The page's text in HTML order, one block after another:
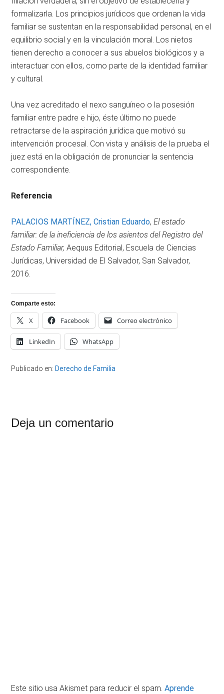
formalizarla. Los principios jurídicos que ordenan la vida
familiar se sustentan en la responsabilidad personal, en el
equilibrio social y en la vinculación moral. Los nietos
tienen derecho a conocer a sus abuelos biológicos y a
interactuar con ellos, como parte de la identidad familiar
y cultural.
Una vez acreditado el nexo sanguíneo o la posesión
familiar entre padre e hijo, éste último no puede
retractarse de la aspiración jurídica que motivó su
intervención procesal. Con vista y análisis de la prueba el
juez está en la obligación de pronunciar la sentencia
correspondiente.
Referencia
PALACIOS MARTÍNEZ, Cristian Eduardo,El estado
familiar: de la ineficiencia de los asientos del Registro del
Estado Familiar,Aequus Editorial, Escuela de Ciencias
Jurídicas, Universidad de El Salvador, San Salvador,
2016.
Comparte esto:
X Facebook Correo electrónico
LinkedIn WhatsApp
Publicado en: Derecho de Familia
Interacciones
Deja un comentario
Este sitio usa Akismet para reducir el spam.Aprende